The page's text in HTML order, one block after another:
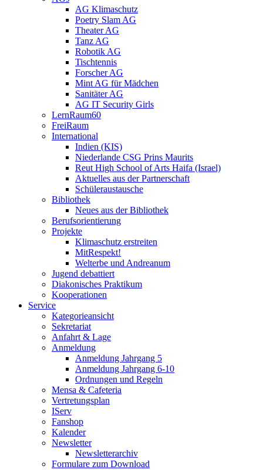
AG Klimaschutz
Poetry Slam AG
Theater AG
Tanz AG
Robotik AG
Tischtennis
Forscher AG
Mint AG für Mädchen
Sanitäter AG
AG IT Security Girls
LernRaum60
FreiRaum
International
Indien (KIS)
Niederlande CSG Prins Maurits
Reut High School of Arts Haifa (Israel)
Aktuelles aus der Partnerschaft
Schüleraustausche
Bibliothek
Neues aus der Bibliothek
Berufsorientierung
Projekte
Klimaschutz erstreiten
MitRespekt!
Welterbe und Andreanum
Jugend debattiert
Diakonisches Praktikum
Kooperationen
Service
Kategorieansicht
Sekretariat
Anfahrt & Lage
Anmeldung
Anmeldung Jahrgang 5
Anmeldung Jahrgang 6-10
Ordnungen und Regeln
Mensa & Cafeteria
Vertretungsplan
IServ
Fanshop
Kalender
Newsletter
Newsletterarchiv
Formulare zum Download